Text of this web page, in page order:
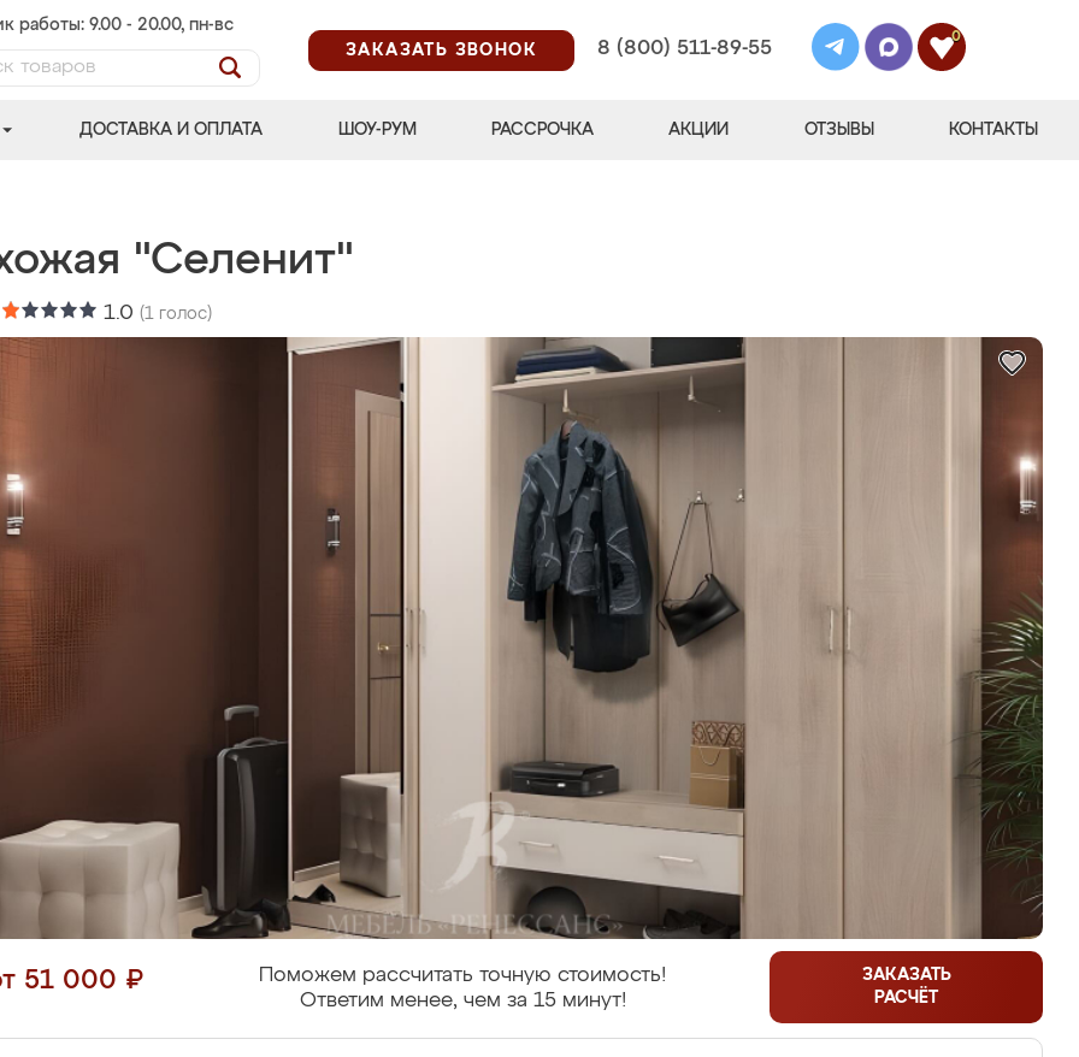
работы: 9.00 - 20.00, пн-вс
ЗАКАЗАТЬ ЗВОНОК
8 (800) 511-89-55
0
ДОСТАВКА И ОПЛАТА ШОУ-РУМ РАССРОЧКА АКЦИИ ОТЗЫВЫ КОНТАКТЫ
"Селенит"
1.0 (1 голос)
51 000 ₽
Поможем рассчитать точную стоимость!
Ответим менее, чем за 15 минут!
ЗАКАЗАТЬ
РАСЧЁТ